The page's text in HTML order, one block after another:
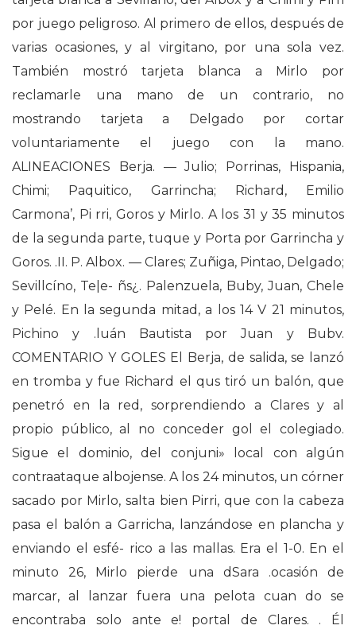
por juego peligroso. Al primero de ellos, después de
varias ocasiones, y al virgitano, por una sola vez.
También mostró tarjeta blanca a Mirlo por
reclamarle una mano de un contrario, no
mostrando tarjeta a Delgado por cortar
voluntariamente el juego con la mano.
ALINEACIONES Berja. — Julio; Porrinas, Hispania,
Chimi; Paquitico, Garrincha; Richard, Emilio
Carmona’, Pi rri, Goros y Mirlo. A los 31 y 35 minutos
de la segunda parte, tuque y Porta por Garrincha y
Goros. .II. P. Albox. — Clares; Zuñiga, Pintao, Delgado;
Sevillcíno, Te|e- ñs¿. Palenzuela, Buby, Juan, Chele
y Pelé. En la segunda mitad, a los 14 V 21 minutos,
Pichino y .luán Bautista por Juan y Bubv.
COMENTARIO Y GOLES El Berja, de salida, se lanzó
en tromba y fue Richard el qus tiró un balón, que
penetró en la red, sorprendiendo a Clares y al
propio público, al no conceder gol el colegiado.
Sigue el dominio, del conjuni» local con algún
contraataque albojense. A los 24 minutos, un córner
sacado por Mirlo, salta bien Pirri, que con la cabeza
pasa el balón a Garricha, lanzándose en plancha y
enviando el esfé- rico a las mallas. Era el 1-0. En el
minuto 26, Mirlo pierde una dSara .ocasión de
marcar, al lanzar fuera una pelota cuan do se
encontraba solo ante e! portal de Clares. . Él